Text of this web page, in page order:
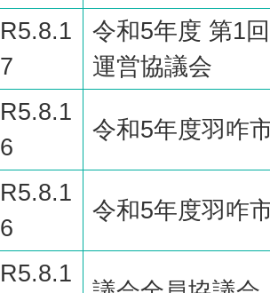
R5.8.1
7
令和5年度 第1
運営協議会
R5.8.1
6
令和5年度羽咋
R5.8.1
6
令和5年度羽咋
R5.8.1